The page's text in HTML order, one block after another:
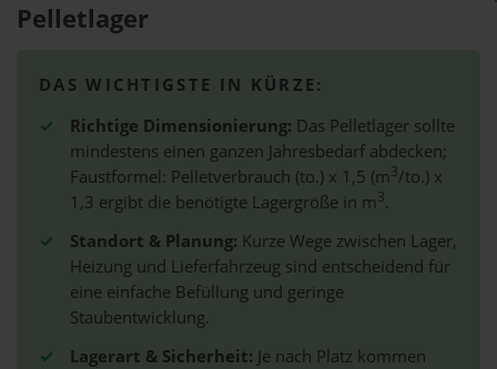
Pelletlager
DAS WICHTIGSTE IN KÜRZE:
✓
Richtige Dimensionierung: Das Pelletlager sollte
mindestens einen ganzen Jahresbedarf abdecken;
Faustformel: Pelletverbrauch (to.) x 1,5 (m3/to.) x
1,3 ergibt die benötigte Lagergröße in m3.
✓
Standort & Planung: Kurze Wege zwischen Lager,
Heizung und Lieferfahrzeug sind entscheidend für
eine einfache Befüllung und geringe
Staubentwicklung.
✓
Lagerart & Sicherheit: Je nach Platz kommen